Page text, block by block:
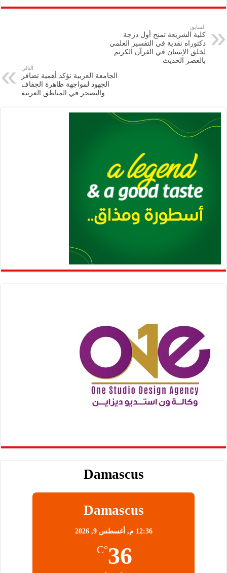
p
y
Li
n
eb
k
tt
er
nt
at
A
p
p
gr
ai
ar
السابق
كلية الشريعة تمنح أول درجة
دكتوراه نقدية في التفسير العلمي
لخلق الإنسان في القرآن الكريم
بالعصر الحديث
التالي
الجامعة العربية تؤكد أهمية تضافر
الجهود لمواجهة ظاهرة الجفاف
والتصحر في المناطق العربية
Damascus
Damascus
12:36 م, أغسطس 9, 2026
36
°C